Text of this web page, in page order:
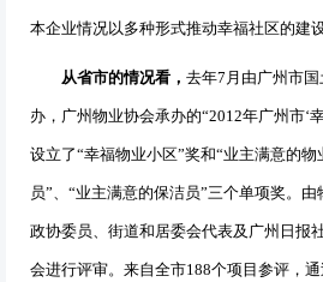
本企业情况以多种形式推动幸福社区的建设
从省市的情况看，去年7 月由广州市
办，广州物业协会承办的“2012年广州市‘
设立了“幸福物业小区”奖和“业主满意的物
员”、 “业主满意的保洁员”三个单项奖。由
政协委员、街道和居委会代表及广州日报
会进行评审。来自全市188个项目参评，